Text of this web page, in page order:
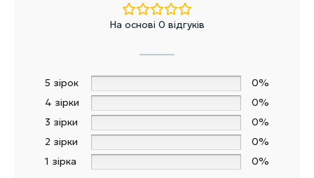
На основі 0 відгуків
5 зірок
0%
4 зірки
0%
3 зірки
0%
2 зірки
0%
1 зірка
0%